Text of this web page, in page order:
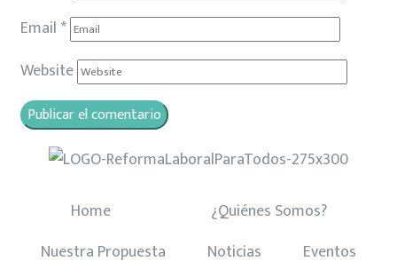
Email *
Website
Home
¿Quiénes Somos?
Nuestra Propuesta
Noticias
Eventos